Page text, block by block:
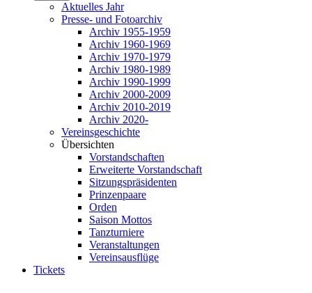
Aktuelles Jahr
Presse- und Fotoarchiv
Archiv 1955-1959
Archiv 1960-1969
Archiv 1970-1979
Archiv 1980-1989
Archiv 1990-1999
Archiv 2000-2009
Archiv 2010-2019
Archiv 2020-
Vereinsgeschichte
Übersichten
Vorstandschaften
Erweiterte Vorstandschaft
Sitzungspräsidenten
Prinzenpaare
Orden
Saison Mottos
Tanzturniere
Veranstaltungen
Vereinsausflüge
Tickets